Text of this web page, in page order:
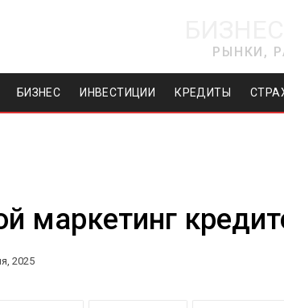
РЫНКИ,
БИЗНЕС ИНВЕСТИЦИИ КРЕДИТЫ
маркетинг
2025